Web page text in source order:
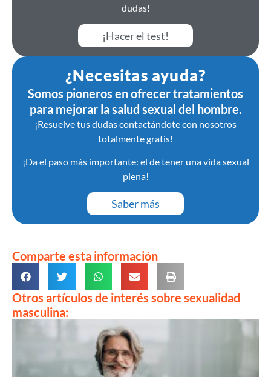
dudas!
¡Hacer el test!
¿Necesitas ayuda?
Somos pioneros en ofrecer tratamientos
para mejorar la salud sexual del hombre.
¡Resuelve tus dudas contactándote con nosotros
totalmente gratis!
¡Da el paso más importante: el de tener una vida sexual
plena!
Saber más
Comparte esta información
Otros artículos de interés sobre sexualidad
masculina: